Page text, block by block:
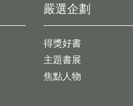
嚴選企劃
得獎好書
主題書展
焦點人物